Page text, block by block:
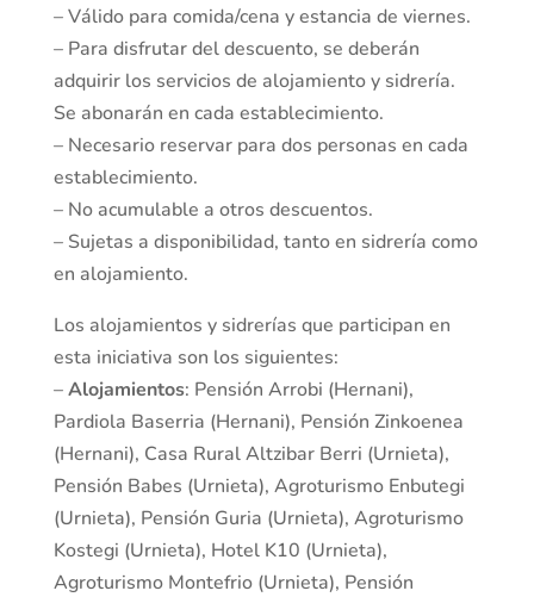
– Válido para comida/cena y estancia de viernes.
– Para disfrutar del descuento, se deberán
adquirir los servicios de alojamiento y sidrería.
Se abonarán en cada establecimiento.
– Necesario reservar para dos personas en cada
establecimiento.
– No acumulable a otros descuentos.
– Sujetas a disponibilidad, tanto en sidrería como
en alojamiento.
Los alojamientos y sidrerías que participan en
esta iniciativa son los siguientes:
–Alojamientos: Pensión Arrobi (Hernani),
Pardiola Baserria (Hernani), Pensión Zinkoenea
(Hernani), Casa Rural Altzibar Berri (Urnieta),
Pensión Babes (Urnieta), Agroturismo Enbutegi
(Urnieta), Pensión Guria (Urnieta), Agroturismo
Kostegi (Urnieta), Hotel K10 (Urnieta),
Agroturismo Montefrio (Urnieta), Pensión